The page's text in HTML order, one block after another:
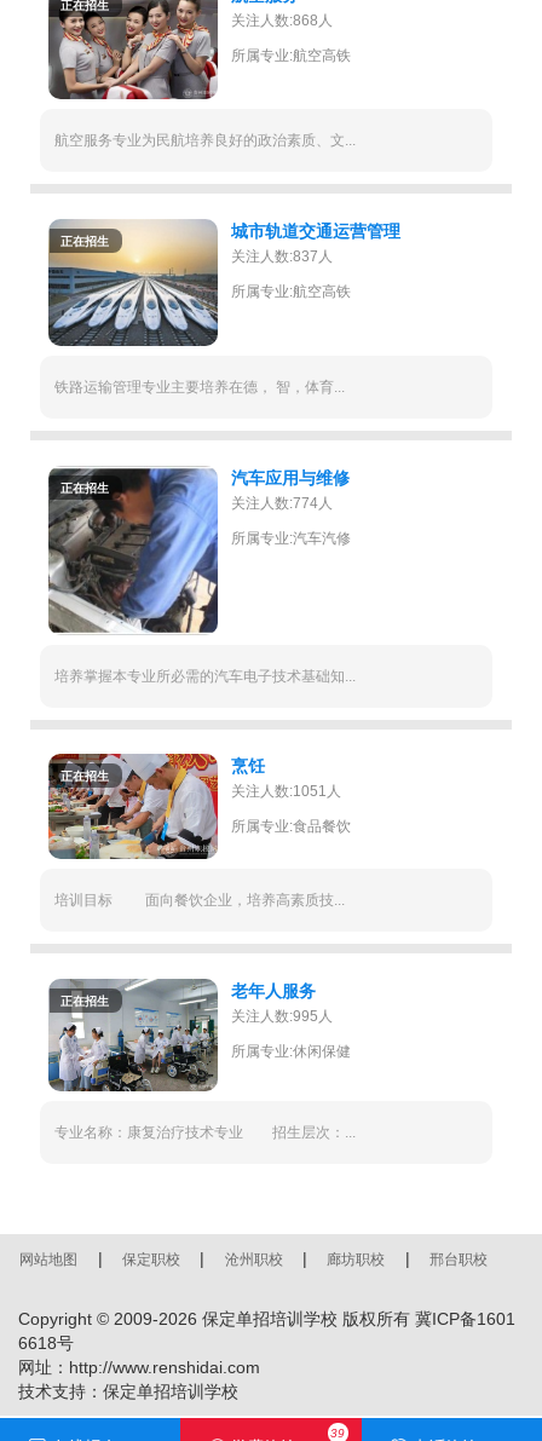
正在招生
关注人数:868人
所属专业:航空高铁
航空服务专业为民航培养良好的政治素质、文...
正在招生
城市轨道交通运营管理
关注人数:837人
所属专业:航空高铁
铁路运输管理专业主要培养在德， 智，体育...
正在招生
汽车应用与维修
关注人数:774人
所属专业:汽车汽修
培养掌握本专业所必需的汽车电子技术基础知...
正在招生
烹饪
关注人数:1051人
所属专业:食品餐饮
培训目标 面向餐饮企业，培养高素质技...
正在招生
老年人服务
关注人数:995人
所属专业:休闲保健
专业名称：康复治疗技术专业 招生层次：...
网站地图 | 保定职校 | 沧州职校 | 廊坊职校 | 邢台职校
Copyright © 2009-2026 保定单招培训学校 版权所有 冀ICP备1601
6618号
网址：http://www.renshidai.com
技术支持： 保定单招培训学校
39